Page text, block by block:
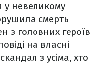
у невеликому
смерть
з головних героїв
на власні
з усіма, хто